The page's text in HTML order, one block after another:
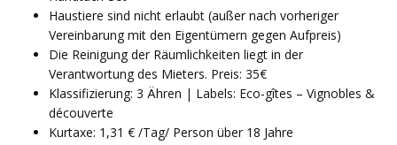
Haustiere sind nicht erlaubt (außer nach vorheriger
Vereinbarung mit den Eigentümern gegen Aufpreis)
Die Reinigung der Räumlichkeiten liegt in der
Verantwortung des Mieters. Preis: 35€
Klassifizierung: 3 Ähren | Labels: Eco-gîtes – Vignobles &
découverte
Kurtaxe: 1,31 € /Tag/ Person über 18 Jahre